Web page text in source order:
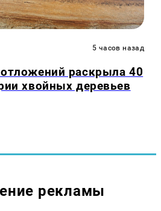
5 часов назад
раскрыла 40
хвойных деревьев
рекламы